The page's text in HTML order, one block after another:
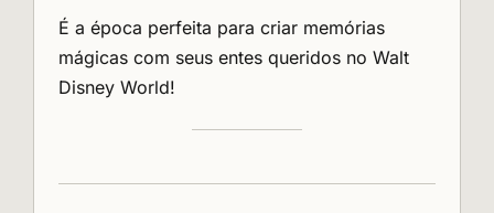
É a época perfeita para criar memórias
mágicas com seus entes queridos no Walt
Disney World!